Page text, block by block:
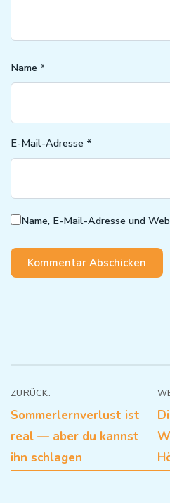
Name *
E-Mail-Adresse *
Name, E-Mail-Adresse und
ZURÜCK:
Sommerlernverlust ist
real — aber du kannst
ihn schlagen